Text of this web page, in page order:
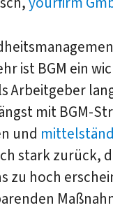
ist BGM ein
Arbeitgeber
mit BGM-
und
stark zurück,
zu hoch